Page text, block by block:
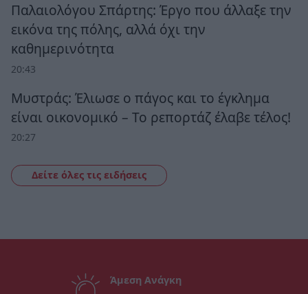
Παλαιολόγου Σπάρτης: Έργο που άλλαξε την
εικόνα της πόλης, αλλά όχι την
καθημερινότητα
20:43
Μυστράς: Έλιωσε ο πάγος και το έγκλημα
είναι οικονομικό – Το ρεπορτάζ έλαβε τέλος!
20:27
Δείτε όλες τις ειδήσεις
Άμεση Ανάγκη